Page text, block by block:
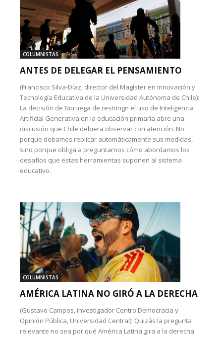
COLUMNISTAS
ANTES DE DELEGAR EL PENSAMIENTO
(Francisco Silva-Díaz, director del Magíster en Innovación y
Tecnología Educativa de la Universidad Autónoma de Chile):
La decisión de Noruega de restringir el uso de Inteligencia
Artificial Generativa en la educación primaria abre una
discusión que Chile debiera observar con atención. No
porque debamos replicar automáticamente sus medidas,
sino porque obliga a preguntarnos cómo abordamos los
desafíos que estas herramientas suponen al sistema
educativo.
COLUMNISTAS
AMÉRICA LATINA NO GIRÓ A LA DERECHA
(Gustavo Campos, investigador Centro Democracia y
Opinión Pública, Universidad Central): Quizás la pregunta
relevante no sea por qué América Latina gira a la derecha.